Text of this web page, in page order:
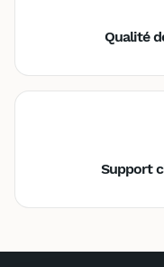
Qualité
Support